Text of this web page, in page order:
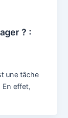
? :
une tâche
En effet,